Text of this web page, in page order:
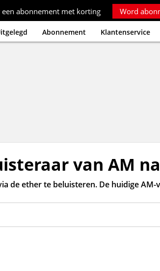
een abonnement met korting Word
Abonnement Klantenservice
van AM
de ether te beluisteren. De huidige